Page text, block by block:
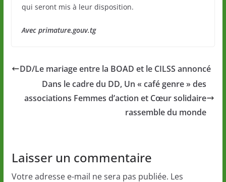
qui seront mis à leur disposition.
Avec primature.gouv.tg
DD/Le mariage entre la BOAD et le CILSS annoncé
Dans le cadre du DD, Un « café genre » des
associations Femmes d’action et Cœur solidaire
rassemble du monde
Laisser un commentaire
Votre adresse e-mail ne sera pas publiée. Les